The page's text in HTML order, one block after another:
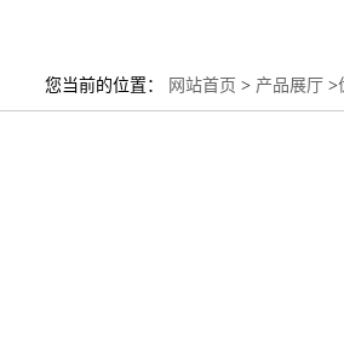
您当前的位置： 网站首页 > 产品展厅 >